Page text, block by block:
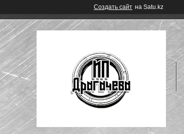
Создать сайт на Satu.kz